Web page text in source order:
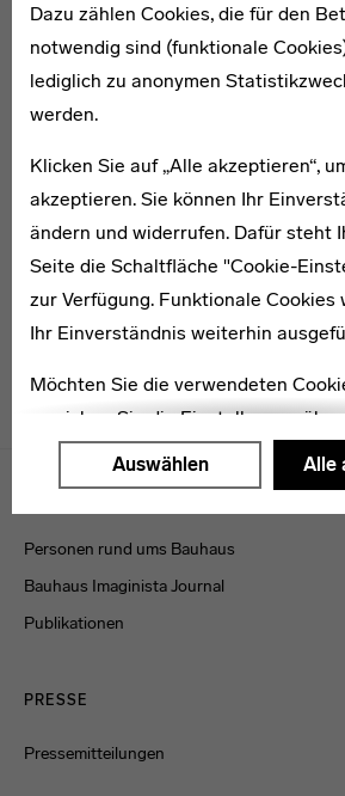
Dazu zählen Cookies, die für den
notwendig sind (funktionale
lediglich zu anonymen
werden.
Klicken Sie auf „Alle akzeptieren“,
akzeptieren. Sie können Ihr
ändern und widerrufen. Dafür steht
Seite die Schaltfläche "Cookie-
zur Verfügung. Funktionale Cookies
Ihr Einverständnis weiterhin
Möchten Sie die verwendeten
erreichen Sie die Einstellungen
"Auswählen".
Auswählen Alle
Eva Martha Knoll
Hans Tetzner
* 1909
Menulinks
Personen rund ums Bauhaus
Bauhaus Imaginista Journal
Publikationen
PRESSE
Pressemitteilungen